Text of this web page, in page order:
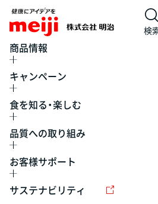
検
商品情報
キャンペーン
食を知る・楽しむ
品質への取り組み
お客様サポート
サステナビリティ